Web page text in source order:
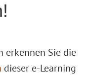
erkennen Sie die
dieser e-Learning